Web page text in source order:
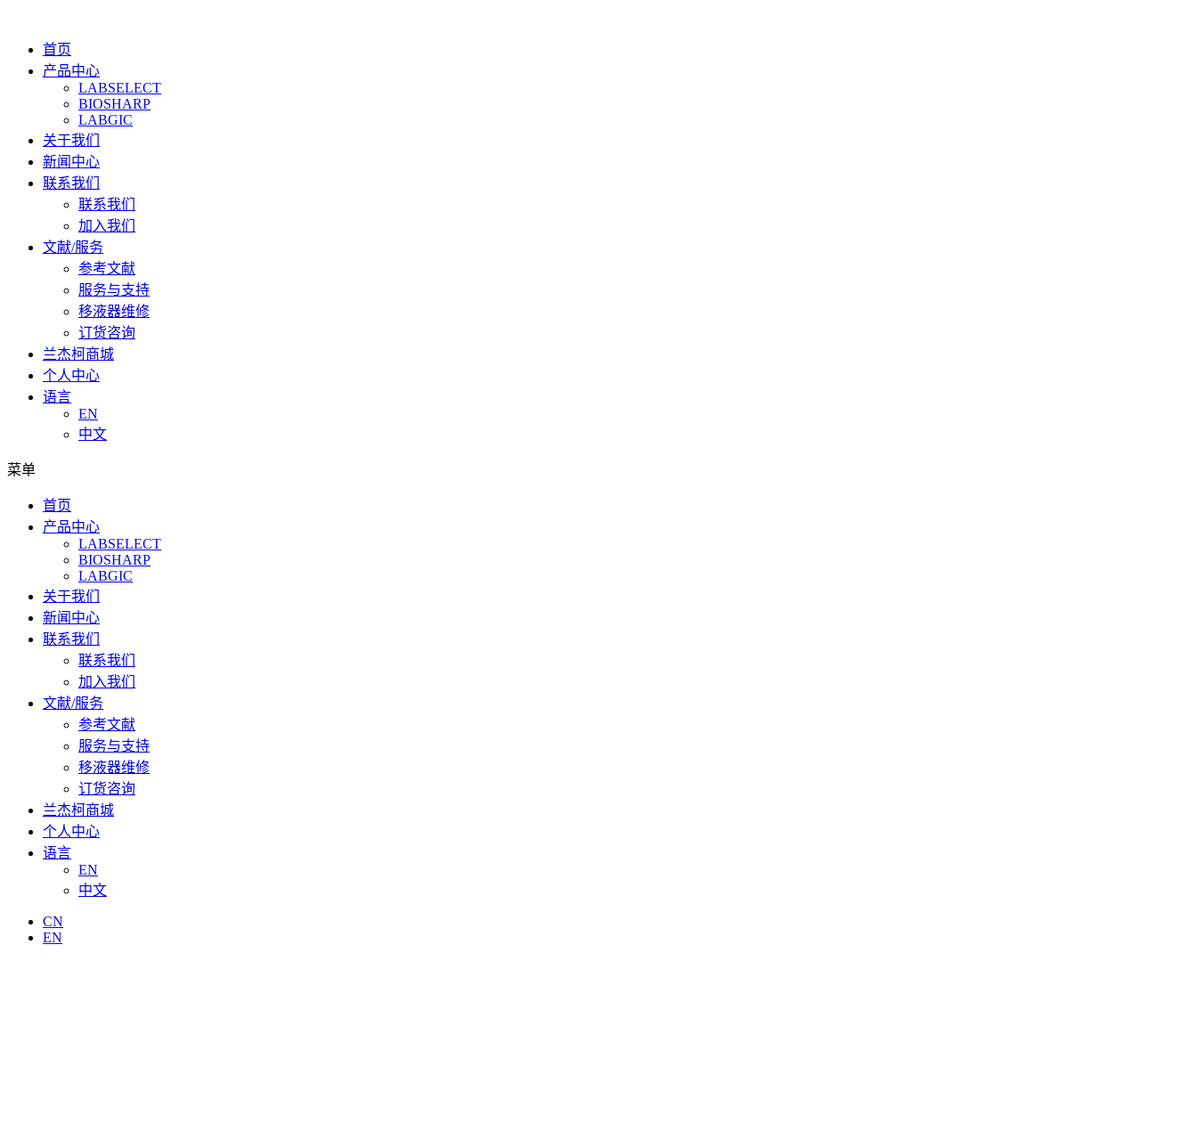
首页
产品中心
LABSELECT
BIOSHARP
LABGIC
关于我们
新闻中心
联系我们
联系我们
加入我们
文献/服务
参考文献
服务与支持
移液器维修
订货咨询
兰杰柯商城
个人中心
语言
EN
中文
菜单
首页
产品中心
LABSELECT
BIOSHARP
LABGIC
关于我们
新闻中心
联系我们
联系我们
加入我们
文献/服务
参考文献
服务与支持
移液器维修
订货咨询
兰杰柯商城
个人中心
语言
EN
中文
CN
EN